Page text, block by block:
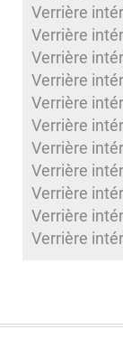
Verrière
Verrière
Verrière
Verrière
Verrière
Verrière
Verrière
Verrière
Verrière
Verrière
Verrière